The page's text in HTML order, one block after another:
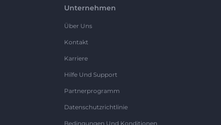
Unternehmen
Über Uns
Kontakt
Karriere
Hilfe Und Support
Partnerprogramm
Datenschutzrichtlinie
Bedingungen Und Konditionen